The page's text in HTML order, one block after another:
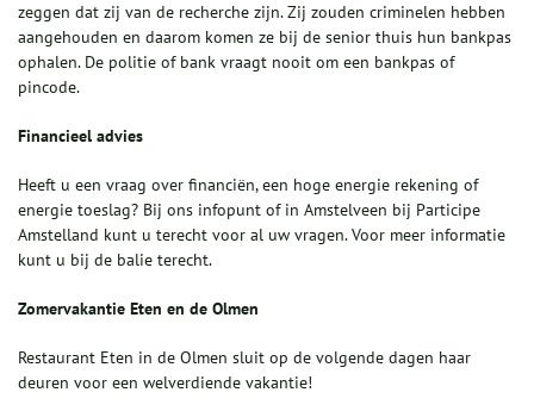
zeggen dat zij van de recherche zijn. Zij zouden criminelen hebben
aangehouden en daarom komen ze bij de senior thuis hun bankpas
ophalen. De politie of bank vraagt nooit om een bankpas of
pincode.
Financieel advies
Heeft u een vraag over financiën, een hoge energie rekening of
energie toeslag? Bij ons infopunt of in Amstelveen bij Participe
Amstelland kunt u terecht voor al uw vragen. Voor meer informatie
kunt u bij de balie terecht.
Zomervakantie Eten en de Olmen
Restaurant Eten in de Olmen sluit op de volgende dagen haar
deuren voor een welverdiende vakantie!